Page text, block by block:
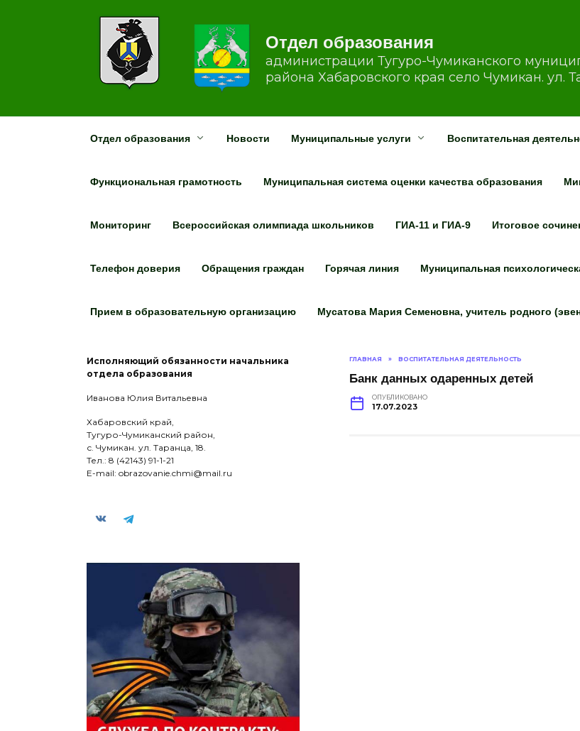
Отдел образования
администрации Тугуро-Чумиканского
района Хабаровского края село Чумикан. ул.
Отдел образования Новости Муниципальные услуги Воспитательная
Функциональная грамотность Муниципальная система оценки качества образования
Мониторинг Всероссийская олимпиада школьников ГИА-11 и ГИА-9 Итоговое
Телефон доверия Обращения граждан Горячая линия Муниципальная
Прием в образовательную организацию Мусатова Мария Семеновна, учитель родного
ГЛАВНАЯ » ВОСПИТАТЕЛЬНАЯ ДЕЯТЕЛЬНОСТЬ
Банк данных одаренных детей
ОПУБЛИКОВАНО
17.07.2023
Исполняющий обязанности начальника
отдела образования
Иванова Юлия Витальевна
Хабаровский край,
Тугуро-Чумиканский район,
с. Чумикан. ул. Таранца, 18.
​Тел.: 8 (42143) 91-1-21
​E-mail: obrazovanie.chmi@mail.ru